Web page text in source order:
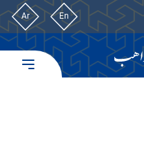
En
Ar